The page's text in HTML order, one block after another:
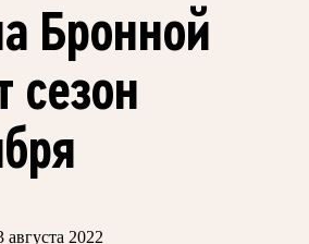
Бронной
сезон
августа 2022